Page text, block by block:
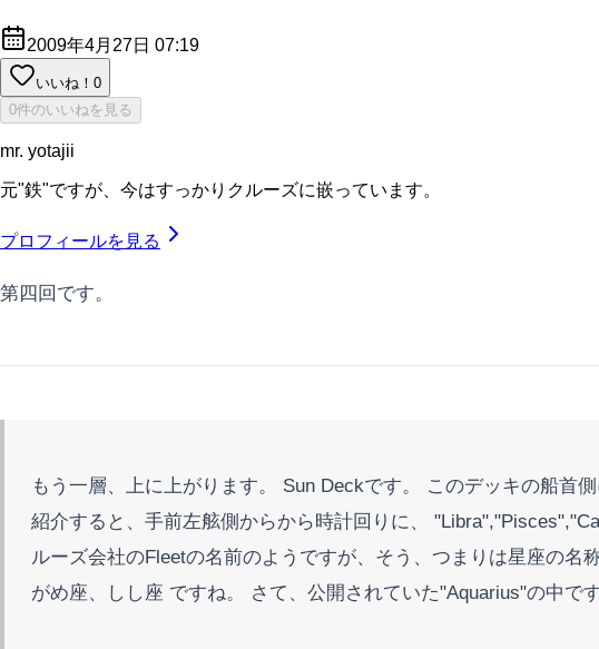
2009年4月27日 07:19
いいね！ 0
0件のいいねを見る
mr. yotajii
元"鉄"ですが、今はすっかりクルーズに嵌っています。
プロフィールを見る
第四回です。
もう一層、上に上がります。 Sun Deckです。 このデッキの船首
紹介すると、手前左舷側からから時計回りに、
ルーズ会社のFleetの名前のようですが、そう、つまりは星座の
がめ座、しし座 ですね。 さて、公開されていた"Aquarius"の中です